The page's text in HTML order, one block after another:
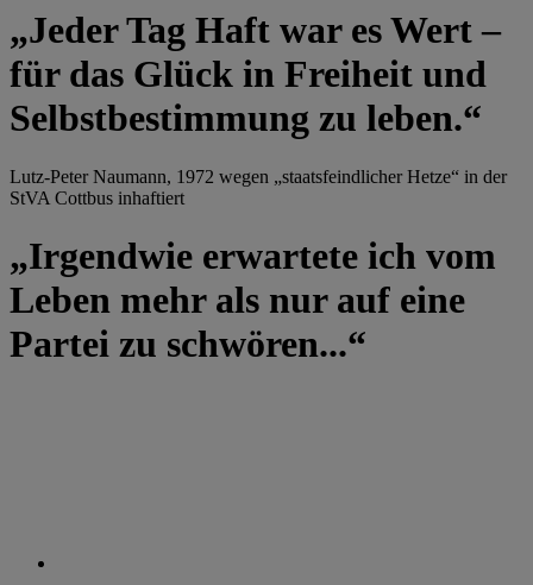
„Jeder Tag Haft war es Wert –
für das Glück in Freiheit und
Selbstbestimmung zu leben.“
Lutz-Peter Naumann, 1972 wegen „staatsfeindlicher Hetze“ in der
StVA Cottbus inhaftiert
„Irgendwie erwartete ich vom
Leben mehr als nur auf eine
Partei zu schwören...“